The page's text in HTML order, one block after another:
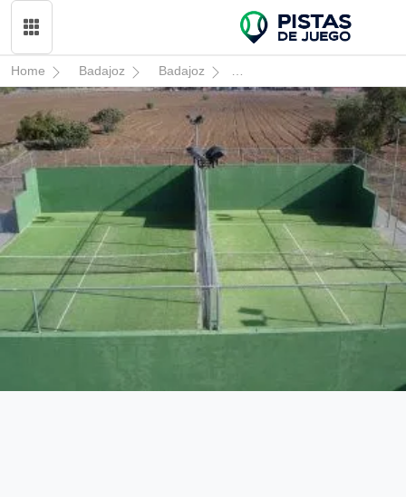
Home Badajoz Badajoz Club Deportivo Municipal La